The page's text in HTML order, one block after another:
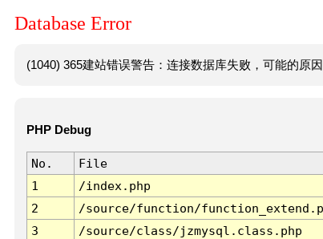
Database Error
(1040) 365建站错误警告：连接数据库失败，可能的原
PHP Debug
No. File
1
/index.php
2
/source/function/
3
/source/class/jzmysql.class.php